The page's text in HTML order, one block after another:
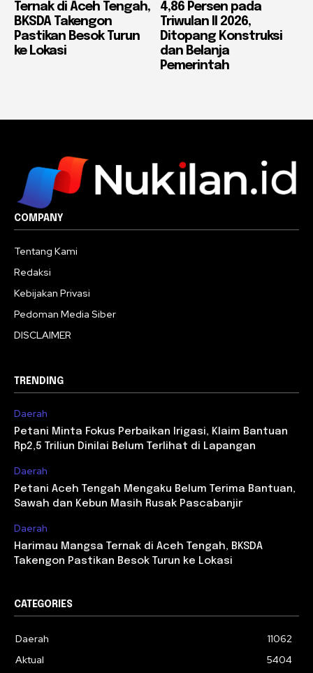
Ternak di Aceh Tengah,
BKSDA Takengon
Pastikan Besok Turun
ke Lokasi
4,86 Persen pada
Triwulan II 2026,
Ditopang Konstruksi
dan Belanja
Pemerintah
COMPANY
Tentang Kami
Redaksi
Kebijakan Privasi
Pedoman Media Siber
DISCLAIMER
TRENDING
Daerah
Petani Minta Fokus Perbaikan Irigasi, Klaim Bantuan
Rp2,5 Triliun Dinilai Belum Terlihat di Lapangan
Daerah
Petani Aceh Tengah Mengaku Belum Terima Bantuan,
Sawah dan Kebun Masih Rusak Pascabanjir
Daerah
Harimau Mangsa Ternak di Aceh Tengah, BKSDA
Takengon Pastikan Besok Turun ke Lokasi
CATEGORIES
Daerah
11062
Aktual
5404